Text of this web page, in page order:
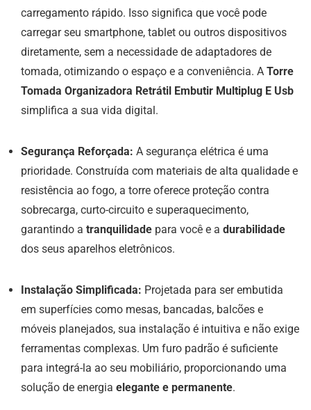
carregamento rápido. Isso significa que você pode
carregar seu smartphone, tablet ou outros dispositivos
diretamente, sem a necessidade de adaptadores de
tomada, otimizando o espaço e a conveniência. A Torre
Tomada Organizadora Retrátil Embutir Multiplug E Usb
simplifica a sua vida digital.
Segurança Reforçada: A segurança elétrica é uma
prioridade. Construída com materiais de alta qualidade e
resistência ao fogo, a torre oferece proteção contra
sobrecarga, curto-circuito e superaquecimento,
garantindo a tranquilidade para você e a durabilidade
dos seus aparelhos eletrônicos.
Instalação Simplificada: Projetada para ser embutida
em superfícies como mesas, bancadas, balcões e
móveis planejados, sua instalação é intuitiva e não exige
ferramentas complexas. Um furo padrão é suficiente
para integrá-la ao seu mobiliário, proporcionando uma
solução de energia elegante e permanente.